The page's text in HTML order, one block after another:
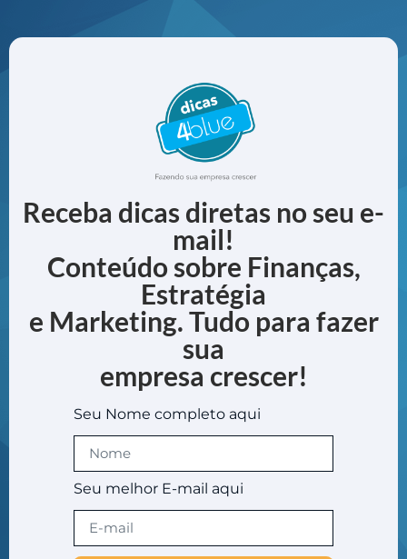
Receba dicas diretas no seu e-
mail!
Conteúdo sobre Finanças,
Estratégia
e Marketing. Tudo para fazer
sua
empresa crescer!
Seu Nome completo aqui
Seu melhor E-mail aqui